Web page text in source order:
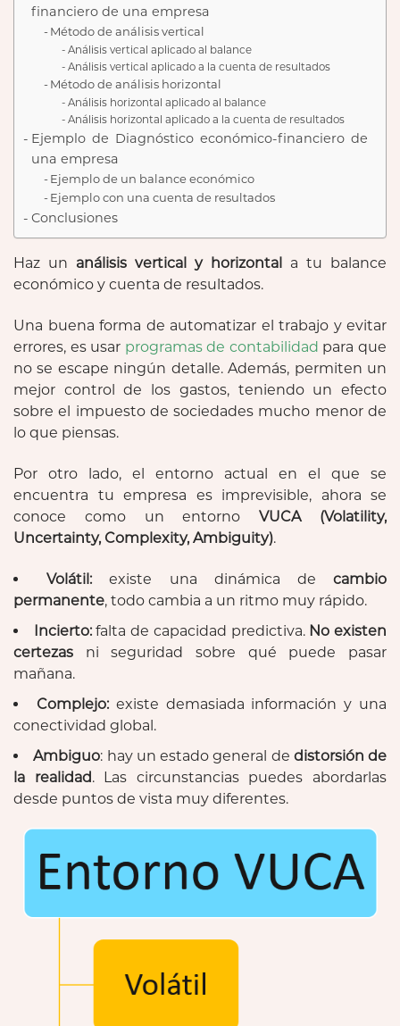
financiero de una empresa
Método de análisis vertical
Análisis vertical aplicado al balance
Análisis vertical aplicado a la cuenta de resultados
Método de análisis horizontal
Análisis horizontal aplicado al balance
Análisis horizontal aplicado a la cuenta de resultados
Ejemplo de Diagnóstico económico-financiero de
una empresa
Ejemplo de un balance económico
Ejemplo con una cuenta de resultados
Conclusiones
Haz un análisis vertical y horizontal a tu balance
económico y cuenta de resultados.
Una buena forma de automatizar el trabajo y evitar
errores, es usar programas de contabilidad para que
no se escape ningún detalle. Además, permiten un
mejor control de los gastos, teniendo un efecto
sobre el impuesto de sociedades mucho menor de
lo que piensas.
Por otro lado, el entorno actual en el que se
encuentra tu empresa es imprevisible, ahora se
conoce como un entornoVUCA (Volatility,
Uncertainty, Complexity, Ambiguity).
Volátil: existe una dinámica decambio
permanente, todo cambia a un ritmo muy rápido.
Incierto:falta de capacidad predictiva. No existen
certezas ni seguridad sobre qué puede pasar
mañana.
Complejo:existe demasiada información y una
conectividad global.
Ambiguo: hay un estado general de distorsión de
la realidad. Las circunstancias puedes abordarlas
desde puntos de vista muy diferentes.